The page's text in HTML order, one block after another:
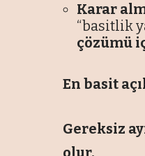
Karar
“basitlik
çözümü
En basit
Gereksiz
olur.